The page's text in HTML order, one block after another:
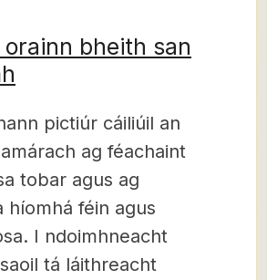
bheith san
pictiúr cáiliúil an
ag féachaint
tobar agus ag
híomhá féin agus
I ndoimhneacht
tá láithreacht